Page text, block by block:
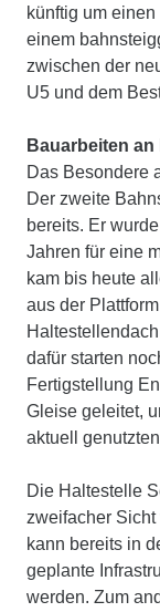
künftig um
einem
zwischen der
U5 und dem
Bauarbeiten
Das Besondere
Der zweite
bereits. Er
Jahren für eine
kam bis heute
aus der
dafür starten
Fertigstellung
Gleise geleitet,
aktuell
Die Haltestelle
zweifacher
kann bereits in
geplante
werden. Zum